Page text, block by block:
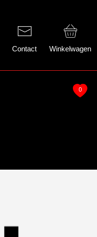
Contact Winkelwagen
0